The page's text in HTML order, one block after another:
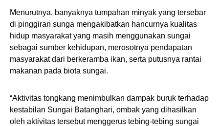
Menurutnya, banyaknya tumpahan minyak yang tersebar
di pinggiran sunga mengakibatkan hancurnya kualitas
hidup masyarakat yang masih menggunakan sungai
sebagai sumber kehidupan, merosotnya pendapatan
masyarakat dari berkeramba ikan, serta putusnya rantai
makanan pada biota sungai.
“Aktivitas tongkang menimbulkan dampak buruk terhadap
kestabilan Sungai Batanghari, ombak yang dihasilkan
oleh aktivitas tersebut menggerus tebing-tebing sungai